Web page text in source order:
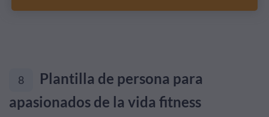
8
Plantilla de persona para
apasionados de la vida fitness